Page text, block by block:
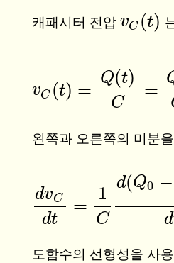
캐패시터 전압 vC (t)
vC(t)
vC (t) =
Q(t)
C
=
vC(t)= Q(t C=Q0 C−∫ d
왼쪽과 오른쪽의 미분
dvC
dt
=
1
C
d(Q0 −
d
dvCd =1 Cd( Q0−∫idt)
도함수의 선형성을 사